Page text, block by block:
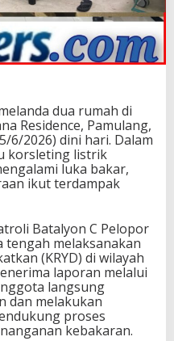
dua rumah di
Residence, Pamulang,
6/2026) dini hari. Dalam
korsleting listrik
luka bakar,
ikut terdampak
Batalyon C Pelopor
tengah melaksanakan
(KRYD) di wilayah
laporan melalui
langsung
dan melakukan
proses
kebakaran.